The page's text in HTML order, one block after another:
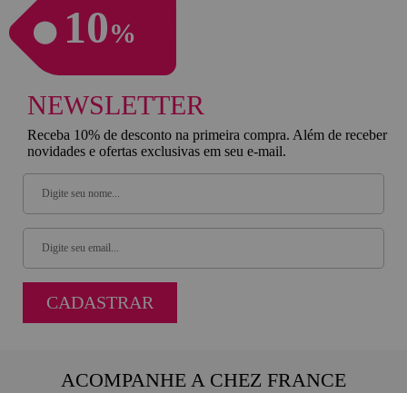
10%
NEWSLETTER
Receba 10% de desconto na primeira compra. Além de receber
novidades e ofertas exclusivas em seu e-mail.
CADASTRAR
ACOMPANHE A CHEZ FRANCE